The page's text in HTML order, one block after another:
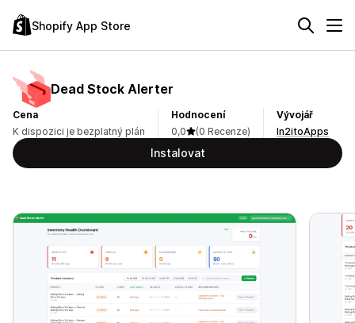
Shopify App Store
Dead Stock Alerter
Cena
K dispozici je bezplatný plán
Hodnocení
0,0
(0 Recenze)
Vývojář
In2itoApps
Instalovat